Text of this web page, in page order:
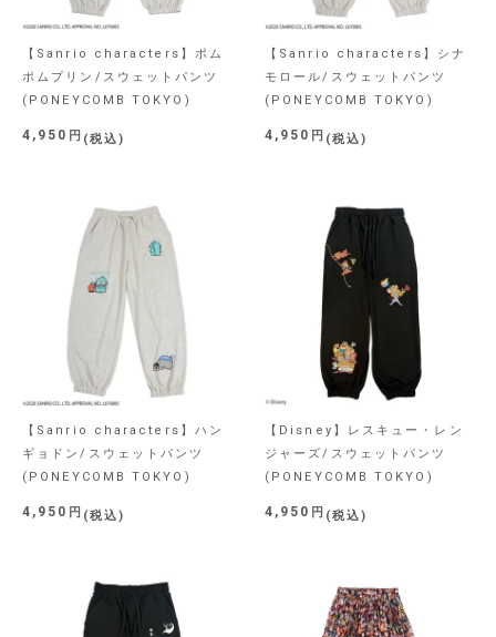
【Sanrio characters】ポム
ポムプリン/スウェットパンツ
(PONEYCOMB TOKYO)
4,950 税込
【Sanrio characters】シナ
モロール/スウェットパンツ
(PONEYCOMB TOKYO)
4,950 税込
【Sanrio characters】ハン
ギョドン/スウェットパンツ
(PONEYCOMB TOKYO)
4,950 税込
【Disney】レスキュー・レン
ジャーズ/スウェットパンツ
(PONEYCOMB TOKYO)
4,950 税込